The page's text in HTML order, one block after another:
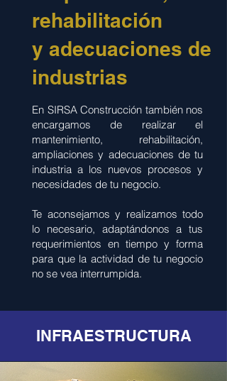
rehabilitación
y adecuaciones de
industrias
En SIRSA Construcción también nos
encargamos de realizar el
mantenimiento, rehabilitación,
ampliaciones y adecuaciones de tu
industria a los nuevos procesos y
necesidades de tu negocio.
Te aconsejamos y realizamos todo
lo necesario, adaptándonos a tus
requerimientos en tiempo y forma
para que la actividad de tu negocio
no se vea interrumpida.
INFRAESTRUCTURA